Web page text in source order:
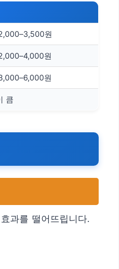
원
원
원
큼
과를 떨어뜨립니다.